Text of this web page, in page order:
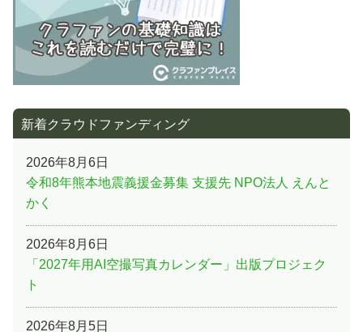
新着クラウドファンディング
2026年8月6日
令和8年熊本地震義援金募集 支援先 NPO法人 えんと
かく
2026年8月6日
「2027年用AI空撮写真カレンダー」出版プロジェク
ト
2026年8月5日